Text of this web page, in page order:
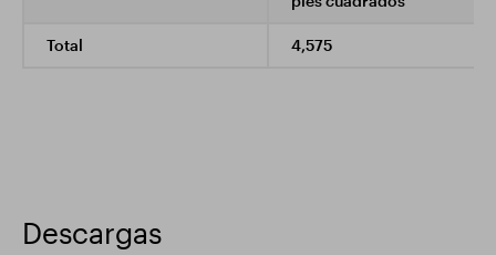
Total 4,575
Descargas